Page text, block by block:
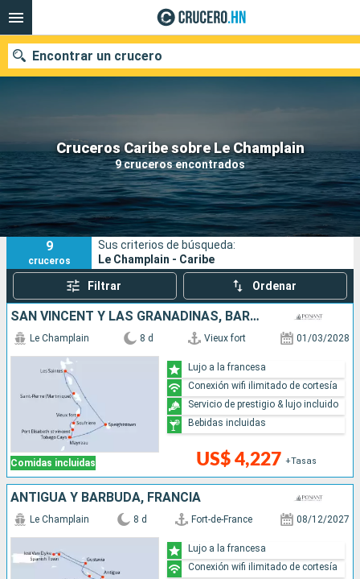
Cruceros Caribe sobre Le Champlain
9 cruceros encontrados
Encontrar un crucero
Nuestros destinos
Fecha de salida
Puertos Compañías
Buscar
9
cruceros
Sus criterios de búsqueda:
Le Champlain - Caribe
Filtrar Ordenar
SAN VINCENT Y LAS GRANADINAS, BARBADOS, SANTA LUCIA
Comidas incluidas
Le Champlain 8 d Vieux fort 01/03/2028
US$ 4,227 +Tasas
Lujo a la francesa
Conexión wifi ilimitado de cortesía
Servicio de prestigio & lujo incluido
Bebidas incluidas
ANTIGUA Y BARBUDA, FRANCIA
Le Champlain 8 d Fort-de-France 08/12/2027
Lujo a la francesa
Conexión wifi ilimitado de cortesía